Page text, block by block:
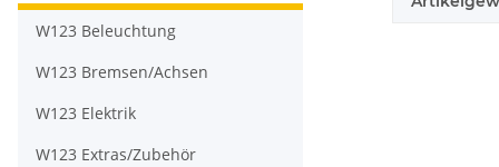
W123 Beleuchtung
W123 Bremsen/Achsen
W123 Elektrik
W123 Extras/Zubehör